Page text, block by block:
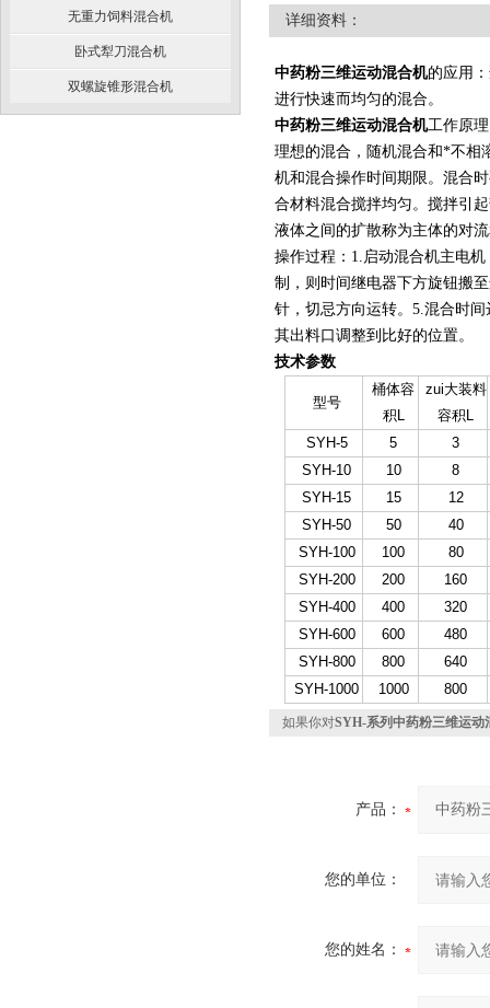
无重力饲料混合机
卧式犁刀混合机
双螺旋锥形混合机
详细资料：
中药粉三维运动混合机的应用
进行快速而均匀的混合。
中药粉三维运动混合机工作原
理想的混合，随机混合和*不相
机和混合操作时间期限。混合
合材料混合搅拌均匀。搅拌引
液体之间的扩散称为主体的对
操作过程：1.启动混合机主电
制，则时间继电器下方旋钮搬
针，切忌方向运转。5.混合时
其出料口调整到比好的位置。
技术参数
型号
桶体容
积L
zui大装料
容积L
SYH-5
5
3
SYH-10
10
8
SYH-15
15
12
SYH-50
50
40
SYH-100
100
80
SYH-200
200
160
SYH-400
400
320
SYH-600
600
480
SYH-800
800
640
SYH-1000
1000 800
如果你对SYH-系列中药粉三维运动
产品：
您的单位：
您的姓名：